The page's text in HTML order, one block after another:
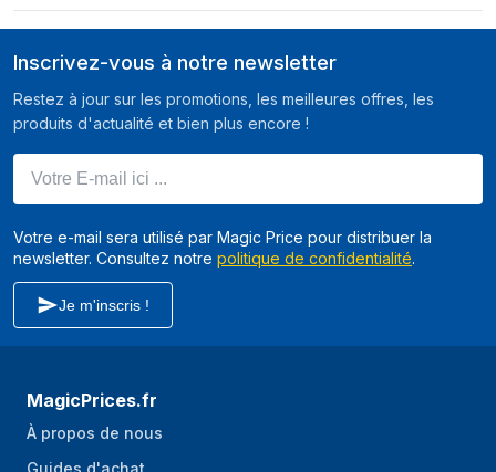
Inscrivez-vous à notre newsletter
Restez à jour sur les promotions, les meilleures offres, les
produits d'actualité et bien plus encore !
Votre e-mail sera utilisé par Magic Price pour distribuer la
newsletter. Consultez notre politique de confidentialité.
Je m'inscris !
MagicPrices.fr
À propos de nous
Guides d'achat